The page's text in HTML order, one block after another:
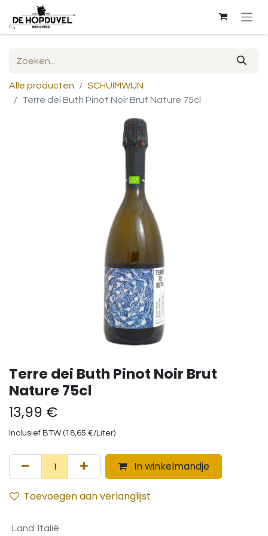
Alle producten
SCHUIMWIJN
Terre dei Buth Pinot Noir Brut Nature 75cl
Terre dei Buth Pinot Noir Brut
Nature 75cl
13,99 €
Inclusief BTW ( 18,65 €/Liter)
In winkelmandje
Toevoegen aan verlanglijst
Land: Italië